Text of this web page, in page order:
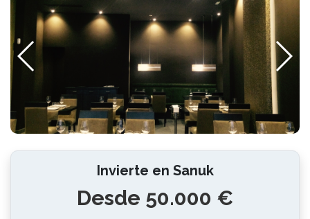
Invierte en Sanuk
Desde 50.000 €